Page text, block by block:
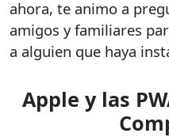
ahora, te animo a
amigos y familiares
a alguien que haya
Apple y las